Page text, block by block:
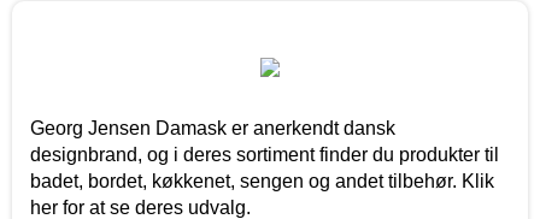
Georg Jensen Damask er anerkendt dansk
designbrand, og i deres sortiment finder du produkter til
badet, bordet, køkkenet, sengen og andet tilbehør. Klik
her for at se deres udvalg.